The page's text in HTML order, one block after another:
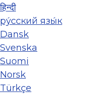
हिन्दी
ру́сский язы́к
Dansk
Svenska
Suomi
Norsk
Türkçe